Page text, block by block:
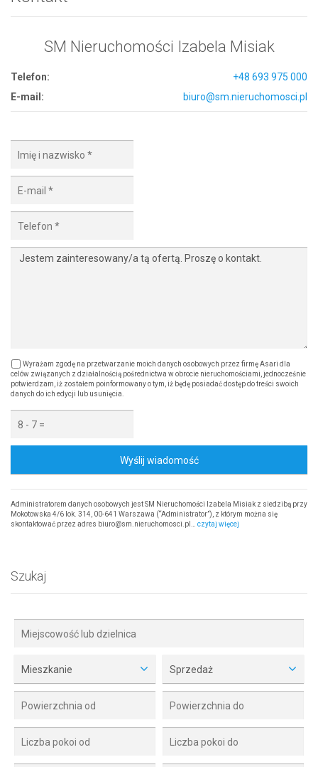
SM Nieruchomości Izabela Misiak
Telefon:
+48 693 975 000
E-mail:
biuro@sm.nieruchomosci.pl
Wyrażam zgodę na przetwarzanie moich danych osobowych przez firmę Asari dla
celów związanych z działalnością pośrednictwa w obrocie nieruchomościami, jednocześnie
potwierdzam, iż zostałem poinformowany o tym, iż będę posiadać dostęp do treści swoich
danych do ich edycji lub usunięcia.
Wyślij wiadomość
Administratorem danych osobowych jest SM Nieruchomości Izabela Misiak z siedzibą przy
Mokotowska 4/6 lok. 314, 00-641 Warszawa (“Administrator”), z którym można się
skontaktować przez adres biuro@sm.nieruchomosci.pl… czytaj więcej
Szukaj
Mieszkanie Sprzedaż